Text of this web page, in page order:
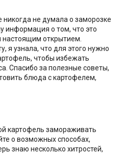
не думала о заморозке
информация о том, что это
открытием.
я узнала, что для этого нужно
чтобы избежать
Спасибо за полезные советы,
блюда с картофелем,
картофель замораживать
о возможных способах,
знаю несколько хитростей,